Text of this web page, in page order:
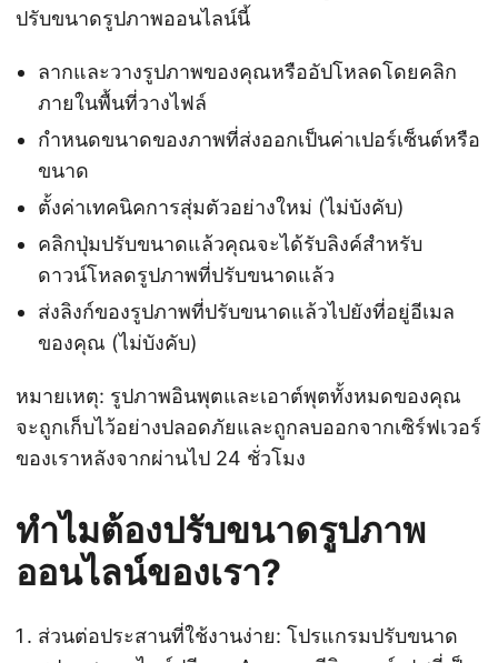
ปรับขนาดรูปภาพออนไลน์นี้
ลากและวางรูปภาพของคุณหรืออัปโหลดโดยคลิก
ภายในพื้นที่วางไฟล์
กำหนดขนาดของภาพที่ส่งออกเป็นค่าเปอร์เซ็นต์หรือ
ขนาด
ตั้งค่าเทคนิคการสุ่มตัวอย่างใหม่ (ไม่บังคับ)
คลิกปุ่มปรับขนาดแล้วคุณจะได้รับลิงค์สำหรับ
ดาวน์โหลดรูปภาพที่ปรับขนาดแล้ว
ส่งลิงก์ของรูปภาพที่ปรับขนาดแล้วไปยังที่อยู่อีเมล
ของคุณ (ไม่บังคับ)
หมายเหตุ: รูปภาพอินพุตและเอาต์พุตทั้งหมดของคุณ
จะถูกเก็บไว้อย่างปลอดภัยและถูกลบออกจากเซิร์ฟเวอร์
ของเราหลังจากผ่านไป 24 ชั่วโมง
ทำไมต้องปรับขนาดรูปภาพ
ออนไลน์ของเรา?
ส่วนต่อประสานที่ใช้งานง่าย: โปรแกรมปรับขนาด